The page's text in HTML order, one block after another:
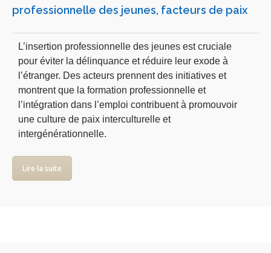
professionnelle des jeunes, facteurs de paix
L’insertion professionnelle des jeunes est cruciale
pour éviter la délinquance et réduire leur exode à
l’étranger. Des acteurs prennent des initiatives et
montrent que la formation professionnelle et
l’intégration dans l’emploi contribuent à promouvoir
une culture de paix interculturelle et
intergénérationnelle.
Lire la suite